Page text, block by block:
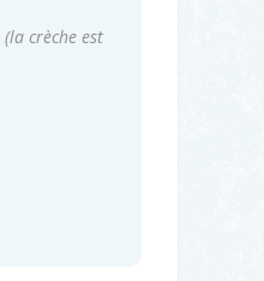
(la crèche est